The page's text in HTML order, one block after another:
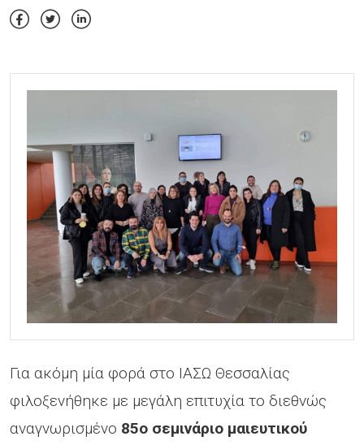
Για ακόμη μία φορά στο ΙΑΣΩ Θεσσαλίας
φιλοξενήθηκε με μεγάλη επιτυχία το διεθνώς
αναγνωρισμένο 85ο σεμινάριο μαιευτικού